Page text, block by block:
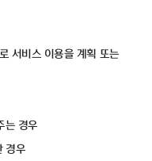
서비스 이용을 계획 또는
는 경우
경우